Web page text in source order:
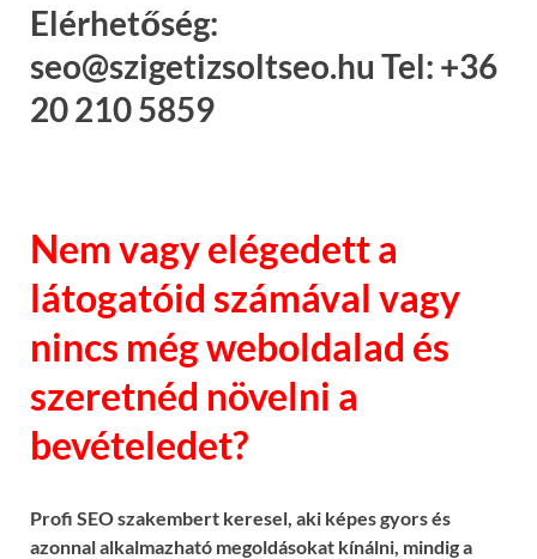
Elérhetőség:
seo@szigetizsoltseo.hu Tel: +36
20 210 5859
Nem vagy elégedett a
látogatóid számával vagy
nincs még weboldalad és
szeretnéd növelni a
bevételedet?
Profi SEO szakembert keresel, aki képes gyors és
azonnal alkalmazható megoldásokat kínálni, mindig a